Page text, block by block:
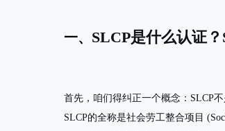
一、 SLCP是什么认证
首先，咱们得纠正一个概念： SLCP
SLCP的全称是社会劳工整合项目